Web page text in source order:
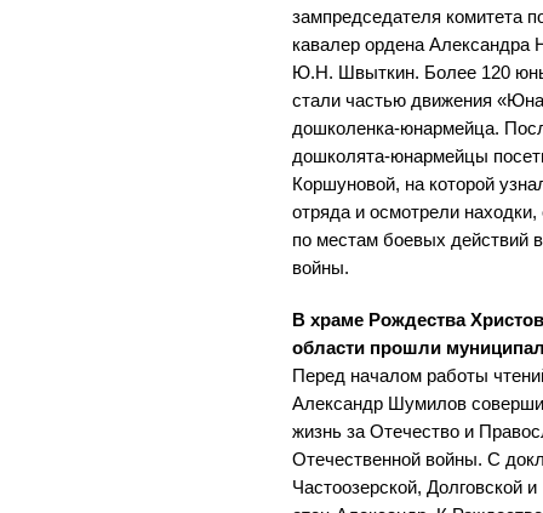
зампредседателя комитета
кавалер ордена Александра
Ю.Н. Швыткин. Более 120
стали частью движения
дошколенка-юнармейца.
дошколята-юнармейцы
Коршуновой, на которой
отряда и осмотрели
по местам боевых действий
войны.
В храме Рождества
области прошли
Перед началом работы
Александр Шумилов
жизнь за Отечество и
Отечественной войны. С
Частоозерской, Долговской